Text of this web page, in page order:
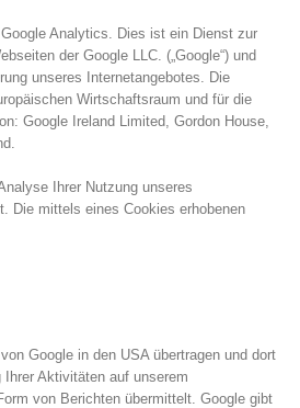
Analytics. Dies ist ein Dienst zur
der Google LLC. („Google“) und
unseres Internetangebotes. Die
Wirtschaftsraum und für die
Google Ireland Limited, Gordon House,
Ihrer Nutzung unseres
Die mittels eines Cookies erhobenen
Google in den USA übertragen und dort
Aktivitäten auf unserem
von Berichten übermittelt. Google gibt